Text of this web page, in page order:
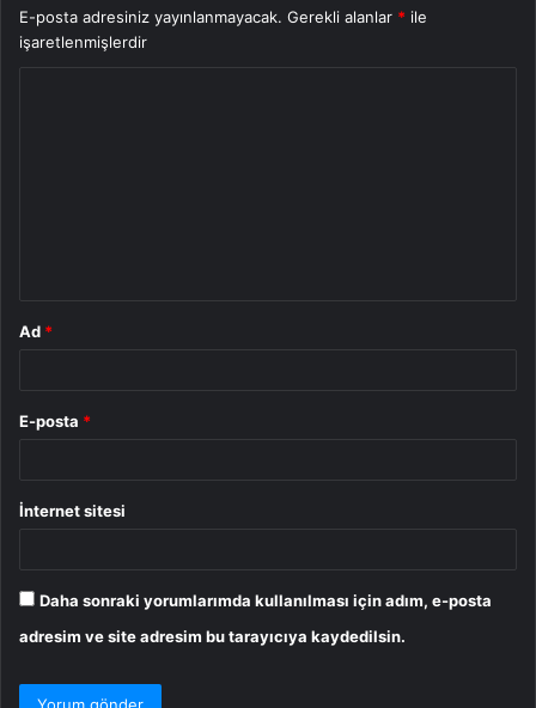
E-posta adresiniz yayınlanmayacak. Gerekli alanlar * ile
işaretlenmişlerdir
Ad *
E-posta *
İnternet sitesi
Daha sonraki yorumlarımda kullanılması için adım, e-posta
adresim ve site adresim bu tarayıcıya kaydedilsin.